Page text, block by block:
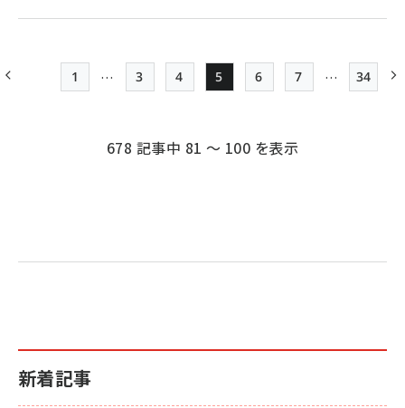
ジ
前ページ 先頭ページ
1 …
Page
3
Page
4
Page
5
Page
6
Page
7 …
最終ペ
34
678 記事中 81 ～ 100 を表示
新着記事